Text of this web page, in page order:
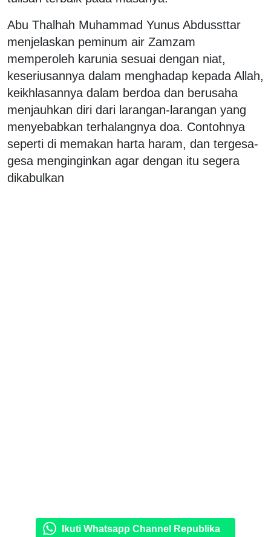
Abu Thalhah Muhammad Yunus Abdussttar
menjelaskan peminum air Zamzam
memperoleh karunia sesuai dengan niat,
keseriusannya dalam menghadap kepada Allah,
keikhlasannya dalam berdoa dan berusaha
menjauhkan diri dari larangan-larangan yang
menyebabkan terhalangnya doa. Contohnya
seperti di memakan harta haram, dan tergesa-
gesa menginginkan agar dengan itu segera
dikabulkan
Ikuti Whatsapp Channel Republika